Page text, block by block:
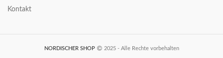
Kontakt
NORDISCHER SHOP 2025 - Alle Rechte vorbehalten